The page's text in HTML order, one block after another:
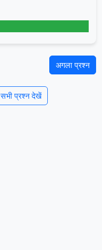
अगला प्रश्न
सभी प्रश्न देखें